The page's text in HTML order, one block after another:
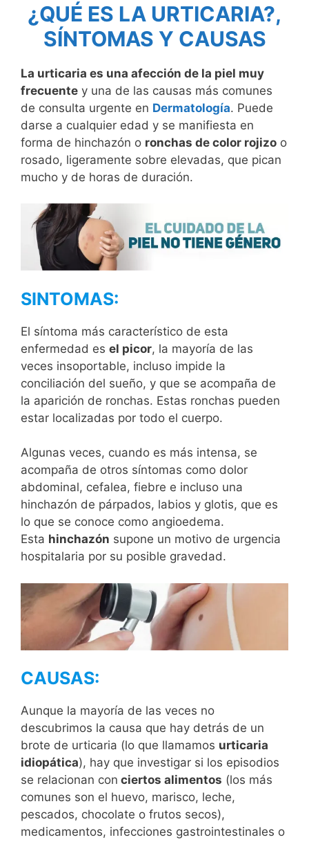
¿QUÉ ES LA URTICARIA?,
SÍNTOMAS Y CAUSAS
La urticaria es una afección de la piel muy
frecuente y una de las causas más comunes
de consulta urgente en Dermatología. Puede
darse a cualquier edad y se manifiesta en
forma de hinchazón o ronchas de color rojizo o
rosado, ligeramente sobre elevadas, que pican
mucho y de horas de duración.
SINTOMAS:
El síntoma más característico de esta
enfermedad es el picor, la mayoría de las
veces insoportable, incluso impide la
conciliación del sueño, y que se acompaña de
la aparición de ronchas. Estas ronchas pueden
estar localizadas por todo el cuerpo.
Algunas veces, cuando es más intensa, se
acompaña de otros síntomas como dolor
abdominal, cefalea, fiebre e incluso una
hinchazón de párpados, labios y glotis, que es
lo que se conoce como angioedema.
Esta hinchazón supone un motivo de urgencia
hospitalaria por su posible gravedad.
CAUSAS:
Aunque la mayoría de las veces no
descubrimos la causa que hay detrás de un
brote de urticaria (lo que llamamos urticaria
idiopática), hay que investigar si los episodios
se relacionan con ciertos alimentos (los más
comunes son el huevo, marisco, leche,
pescados, chocolate o frutos secos),
medicamentos, infecciones gastrointestinales o